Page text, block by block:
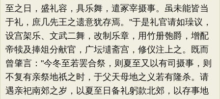
至之日，盛礼容，具乐舞，遣冢宰摄事。虽未能皆当
于礼，庶几先王之遗意犹存焉。"于是礼官请如璪议，
设宫架乐、文武二舞，改制乐章，用竹册匏爵，增配
帝犊及捧俎分献官，广坛壝斋宫，修仪注上之。既而
曾肇言："今冬至若罢合祭，则夏至又以有司摄事，则
不复有亲祭地祇之时，于父天母地之义若有隆杀。请
遇亲祀南郊之岁，以夏至日备礼躬款北郊，以存事地